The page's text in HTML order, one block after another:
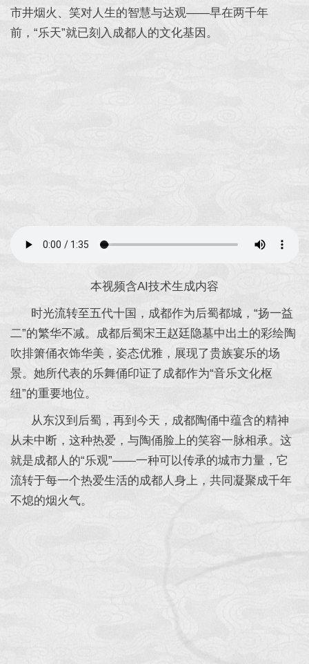
市井烟火、笑对人生的智慧与达观——早在两千年
前，“乐天”就已刻入成都人的文化基因。
本视频含AI技术生成内容
时光流转至五代十国，成都作为后蜀都城，“扬一益
二”的繁华不减。成都后蜀宋王赵廷隐墓中出土的彩绘陶
吹排箫俑衣饰华美，姿态优雅，展现了贵族宴乐的场
景。她所代表的乐舞俑印证了成都作为“音乐文化枢
纽”的重要地位。
从东汉到后蜀，再到今天，成都陶俑中蕴含的精神
从未中断，这种热爱，与陶俑脸上的笑容一脉相承。这
就是成都人的“乐观”——一种可以传承的城市力量，它
流转于每一个热爱生活的成都人身上，共同凝聚成千年
不熄的烟火气。